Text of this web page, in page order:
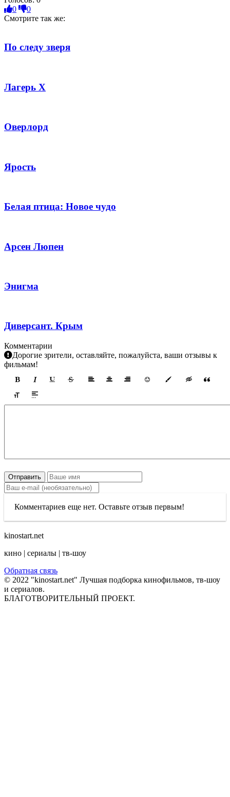
0
0
Смотрите так же:
По следу зверя
Лагерь Х
Оверлорд
Ярость
Белая птица: Новое чудо
Арсен Люпен
Энигма
Диверсант. Крым
Комментарии
Дорогие зрители, оставляйте, пожалуйста, ваши отзывы к
фильмам!
Отправить
Комментариев еще нет. Оставьте отзыв первым!
kinostart.net
кино | сериалы | тв-шоу
Обратная связь
© 2022 "kinostart.net" Лучшая подборка кинофильмов, тв-шоу
и сериалов.
БЛАГОТВОРИТЕЛЬНЫЙ ПРОЕКТ.